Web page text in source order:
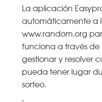
La aplicación
automáticamente a
www.random.org
funciona a través
gestionar y resolver
pueda tener lugar
sorteo.